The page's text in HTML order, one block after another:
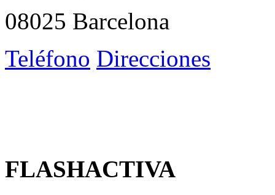
08025 Barcelona
Teléfono Direcciones
FLASHACTIVA